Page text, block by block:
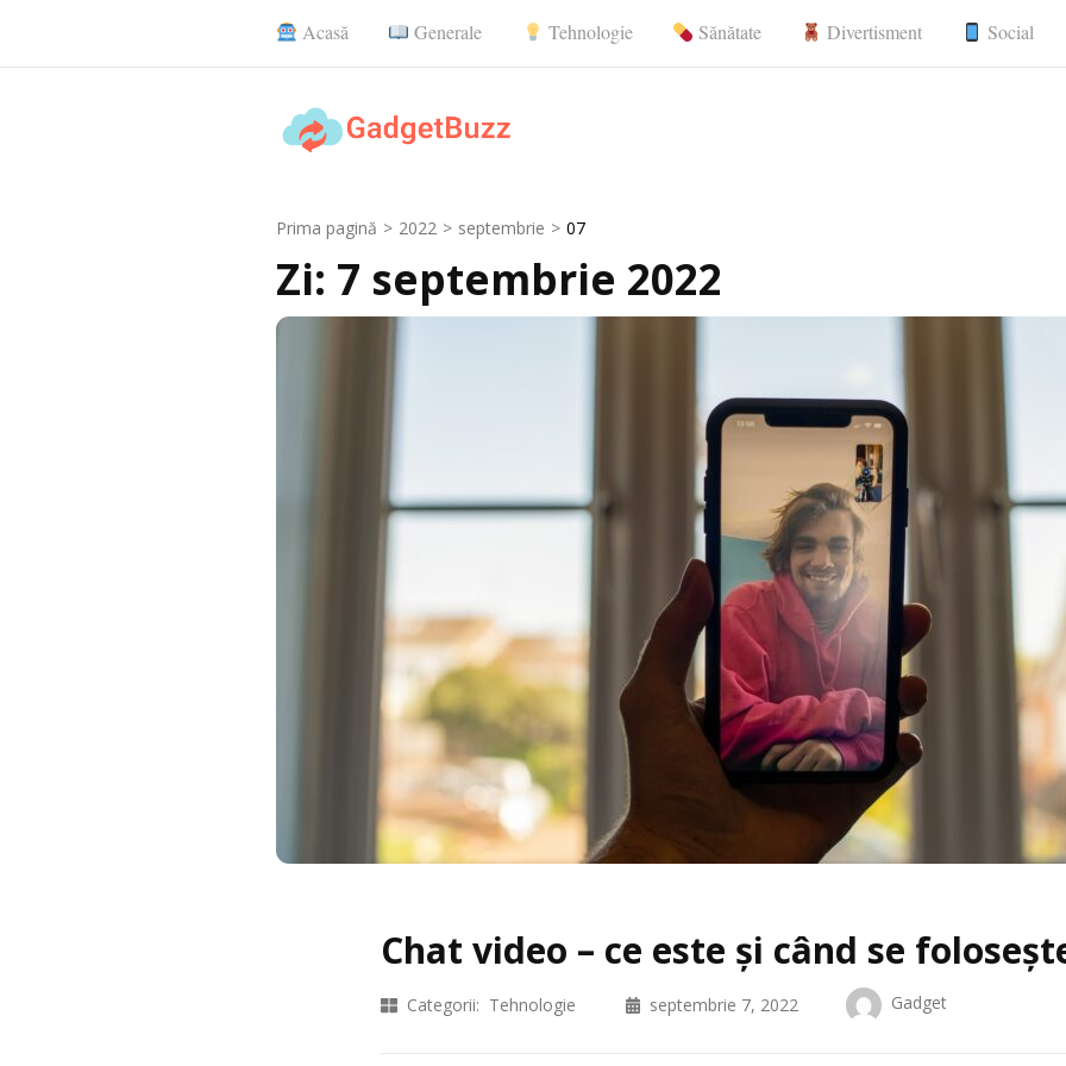
Acasă Generale Tehnologie Sănătate Divertisment Social
Prima pagină > 2022 > septembrie > 07
Zi: 7 septembrie 2022
Chat video – ce este și când se
Categorii: Tehnologie septembrie 7, 2022 Gadget